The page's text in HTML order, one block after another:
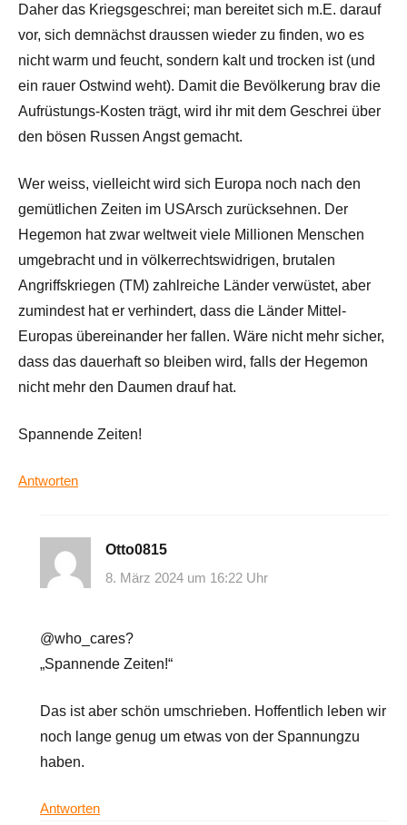
Daher das Kriegsgeschrei; man bereitet sich m.E. darauf
vor, sich demnächst draussen wieder zu finden, wo es
nicht warm und feucht, sondern kalt und trocken ist (und
ein rauer Ostwind weht). Damit die Bevölkerung brav die
Aufrüstungs-Kosten trägt, wird ihr mit dem Geschrei über
den bösen Russen Angst gemacht.
Wer weiss, vielleicht wird sich Europa noch nach den
gemütlichen Zeiten im USArsch zurücksehnen. Der
Hegemon hat zwar weltweit viele Millionen Menschen
umgebracht und in völkerrechtswidrigen, brutalen
Angriffskriegen (TM) zahlreiche Länder verwüstet, aber
zumindest hat er verhindert, dass die Länder Mittel-
Europas übereinander her fallen. Wäre nicht mehr sicher,
dass das dauerhaft so bleiben wird, falls der Hegemon
nicht mehr den Daumen drauf hat.
Spannende Zeiten!
Antworten
Otto0815
8. März 2024 um 16:22 Uhr
@who_cares?
„Spannende Zeiten!“
Das ist aber schön umschrieben. Hoffentlich leben wir
noch lange genug um etwas von der Spannungzu
haben.
Antworten